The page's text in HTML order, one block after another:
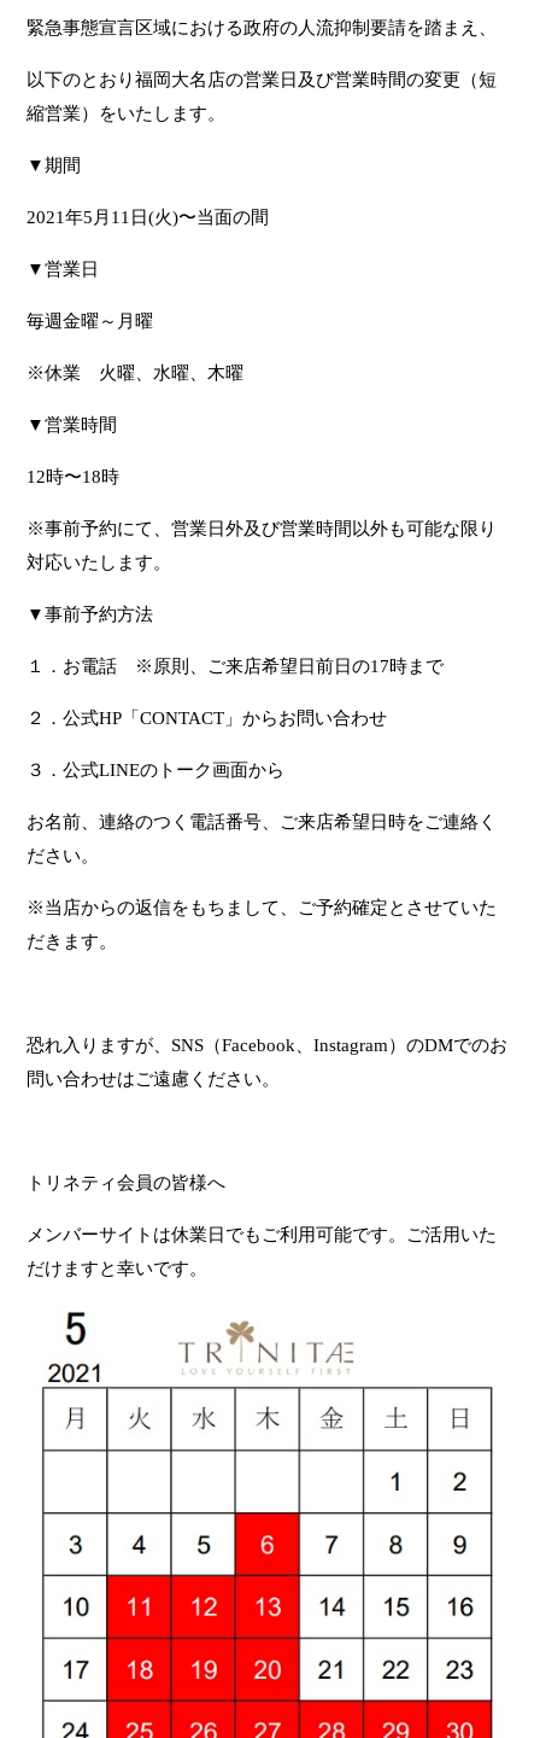
緊急事態宣言区域における政府の人流抑制要請を踏まえ、
以下のとおり福岡大名店の営業日及び営業時間の変更（短
縮営業）をいたします。
▼期間
2021年5月11日(火)〜当面の間
▼営業日
毎週金曜～月曜
※休業 火曜、水曜、木曜
▼営業時間
12時〜18時
※事前予約にて、営業日外及び営業時間以外も可能な限り
対応いたします。
▼事前予約方法
１．お電話 ※原則、ご来店希望日前日の17時まで
２．公式HP「CONTACT」からお問い合わせ
３．公式LINEのトーク画面から
お名前、連絡のつく電話番号、ご来店希望日時をご連絡く
ださい。
※当店からの返信をもちまして、ご予約確定とさせていた
だきます。
恐れ入りますが、SNS（Facebook、Instagram）のDMでのお
問い合わせはご遠慮ください。
トリネティ会員の皆様へ
メンバーサイトは休業日でもご利用可能です。ご活用いた
だけますと幸いです。